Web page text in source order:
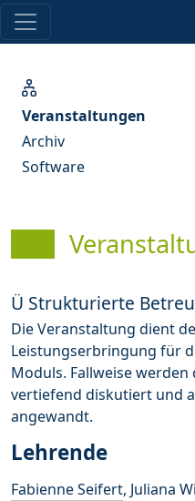
Veranstaltungen
Archiv
Software
Ü Strukturierte
Die Veranstaltung dient
Leistungserbringung für
Moduls. Fallweise
vertiefend diskutiert und
angewandt.
Lehrende
Fabienne Seifert, Juliana